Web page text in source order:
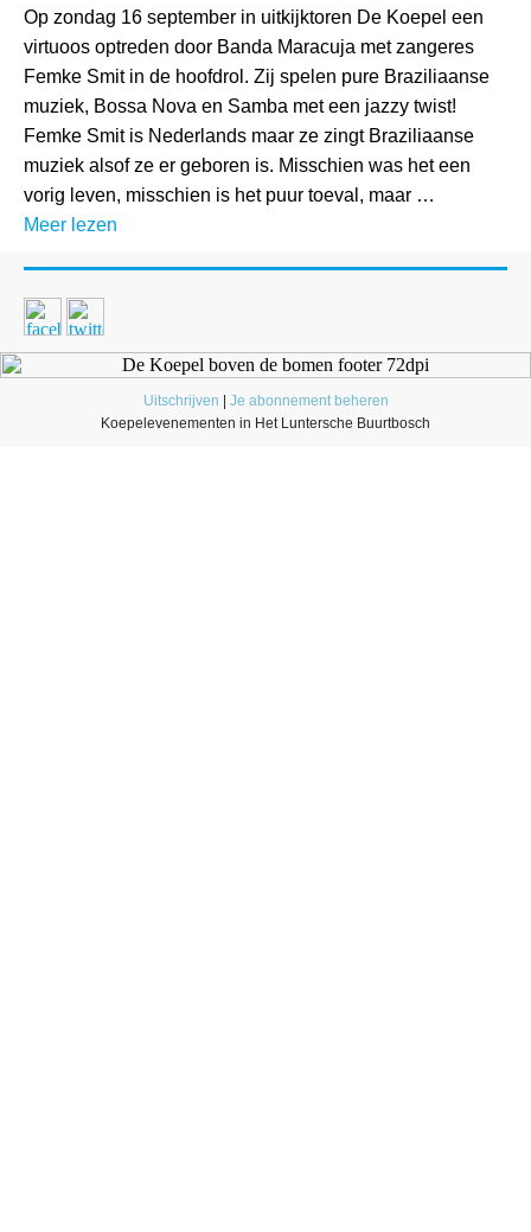
Op zondag 16 september in uitkijktoren De Koepel een
virtuoos optreden door Banda Maracuja met zangeres
Femke Smit in de hoofdrol. Zij spelen pure Braziliaanse
muziek, Bossa Nova en Samba met een jazzy twist!
Femke Smit is Nederlands maar ze zingt Braziliaanse
muziek alsof ze er geboren is. Misschien was het een
vorig leven, misschien is het puur toeval, maar …
Meer lezen
Uitschrijven
Je abonnement beheren
Koepelevenementen in Het Luntersche Buurtbosch